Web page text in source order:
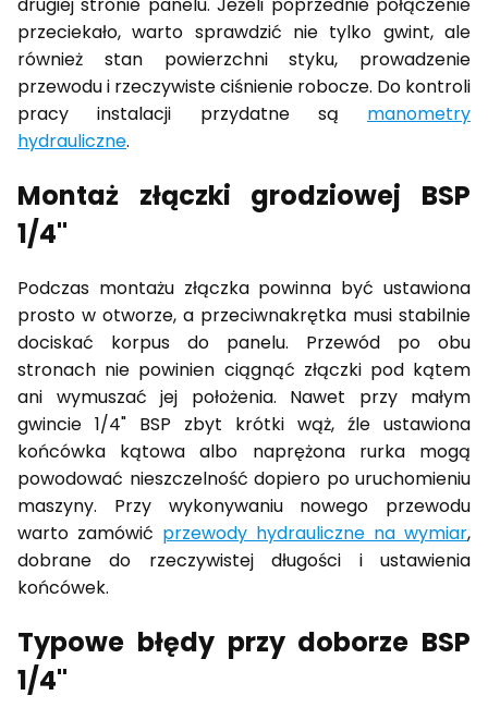
drugiej stronie panelu. Jeżeli poprzednie połączenie
przeciekało, warto sprawdzić nie tylko gwint, ale
również stan powierzchni styku, prowadzenie
przewodu i rzeczywiste ciśnienie robocze. Do kontroli
pracy instalacji przydatne są manometry
hydrauliczne.
Montaż złączki grodziowej BSP
1/4"
Podczas montażu złączka powinna być ustawiona
prosto w otworze, a przeciwnakrętka musi stabilnie
dociskać korpus do panelu. Przewód po obu
stronach nie powinien ciągnąć złączki pod kątem
ani wymuszać jej położenia. Nawet przy małym
gwincie 1/4" BSP zbyt krótki wąż, źle ustawiona
końcówka kątowa albo naprężona rurka mogą
powodować nieszczelność dopiero po uruchomieniu
maszyny. Przy wykonywaniu nowego przewodu
warto zamówić przewody hydrauliczne na wymiar,
dobrane do rzeczywistej długości i ustawienia
końcówek.
Typowe błędy przy doborze BSP
1/4"